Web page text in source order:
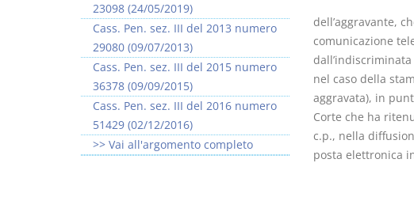
dell’aggravante,
comunicazione
nel caso della
aggravata), in
Corte che ha
c.p., nella
posta elettronica
23098 (24/05/2019)
Cass. Pen. sez. III del 2013 numero
29080 (09/07/2013)
Cass. Pen. sez. III del 2015 numero
36378 (09/09/2015)
Cass. Pen. sez. III del 2016 numero
51429 (02/12/2016)
>> Vai all'argomento completo